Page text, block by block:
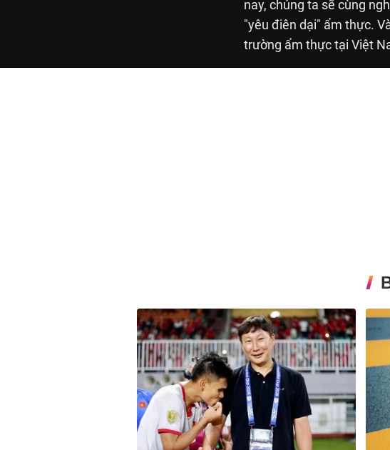
nay, chúng ta sẽ cùng
"yêu điên dại" ẩm thực.
trường ẩm thực tại Việt